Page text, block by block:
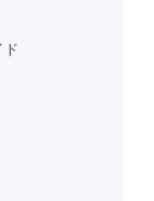
ド